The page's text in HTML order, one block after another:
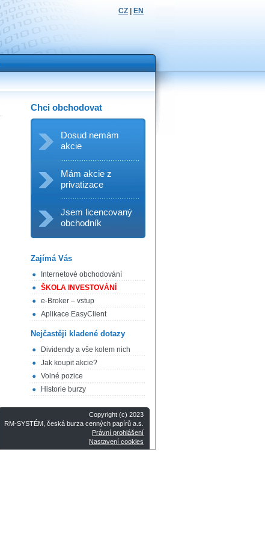
CZ EN
Chci obchodovat
Dosud nemám
akcie
Mám akcie z
privatizace
Jsem licencovaný
obchodník
Zajímá Vás
Internetové obchodování
ŠKOLA INVESTOVÁNÍ
e-Broker – vstup
Aplikace EasyClient
Nejčastěji kladené dotazy
Dividendy a vše kolem nich
Jak koupit akcie?
Volné pozice
Historie burzy
Copyright (c) 2023
RM-SYSTÉM, česká burza cenných papírů a.s.
Právní prohlášení
Nastavení cookies